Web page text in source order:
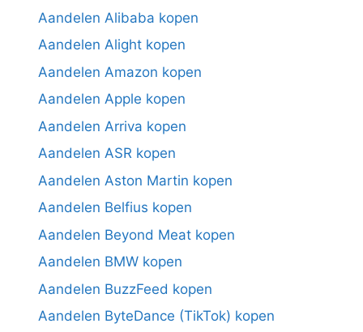
Aandelen Alibaba kopen
Aandelen Alight kopen
Aandelen Amazon kopen
Aandelen Apple kopen
Aandelen Arriva kopen
Aandelen ASR kopen
Aandelen Aston Martin kopen
Aandelen Belfius kopen
Aandelen Beyond Meat kopen
Aandelen BMW kopen
Aandelen BuzzFeed kopen
Aandelen ByteDance (TikTok) kopen